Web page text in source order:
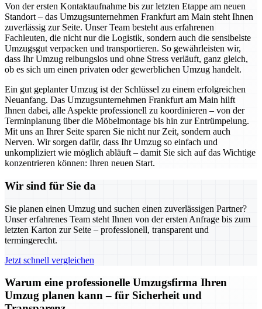
Von der ersten Kontaktaufnahme bis zur letzten Etappe am neuen
Standort – das Umzugsunternehmen Frankfurt am Main steht Ihnen
zuverlässig zur Seite. Unser Team besteht aus erfahrenen
Fachleuten, die nicht nur die Logistik, sondern auch die sensibelste
Umzugsgut verpacken und transportieren. So gewährleisten wir,
dass Ihr Umzug reibungslos und ohne Stress verläuft, ganz gleich,
ob es sich um einen privaten oder gewerblichen Umzug handelt.
Ein gut geplanter Umzug ist der Schlüssel zu einem erfolgreichen
Neuanfang. Das Umzugsunternehmen Frankfurt am Main hilft
Ihnen dabei, alle Aspekte professionell zu koordinieren – von der
Terminplanung über die Möbelmontage bis hin zur Entrümpelung.
Mit uns an Ihrer Seite sparen Sie nicht nur Zeit, sondern auch
Nerven. Wir sorgen dafür, dass Ihr Umzug so einfach und
unkompliziert wie möglich abläuft – damit Sie sich auf das Wichtige
konzentrieren können: Ihren neuen Start.
Wir sind für Sie da
Sie planen einen Umzug und suchen einen zuverlässigen Partner?
Unser erfahrenes Team steht Ihnen von der ersten Anfrage bis zum
letzten Karton zur Seite – professionell, transparent und
termingerecht.
Jetzt schnell vergleichen
Warum eine professionelle Umzugsfirma Ihren
Umzug planen kann – für Sicherheit und